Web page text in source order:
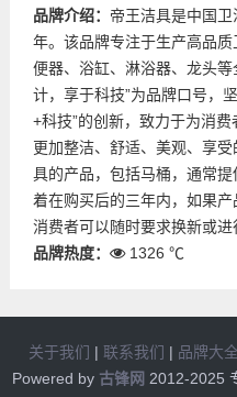
品牌介绍： 帝王洁具是中国
年。该品牌专注于生产高品
便器、浴缸、淋浴器、龙头
计，享于科技”为品牌口号，
+科技”的创新，致力于为消
更加整洁、舒适、美观、享
具的产品，包括马桶，通常
着在购买后的三年内，如果产
消费者可以随时要求换新或进
品牌热度：
1326 ℃
关于我们 | 联系我们 | 品牌大
Powered by 古锋网 2012-2025